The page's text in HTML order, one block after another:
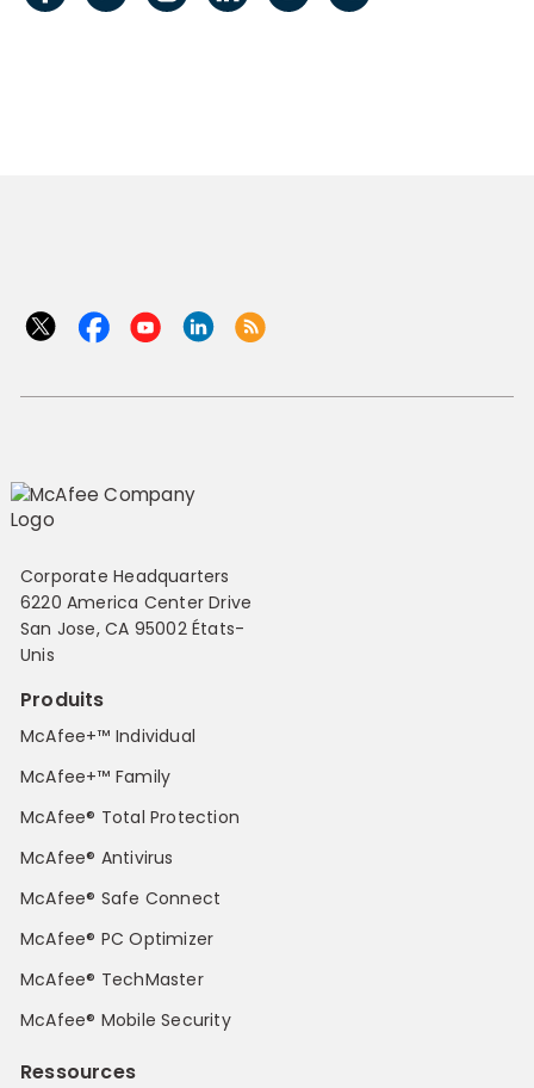
Corporate Headquarters
6220 America Center Drive
San Jose, CA 95002 États-
Unis
Produits
McAfee+™ Individual
McAfee+™ Family
McAfee® Total Protection
McAfee® Antivirus
McAfee® Safe Connect
McAfee® PC Optimizer
McAfee® TechMaster
McAfee® Mobile Security
Ressources